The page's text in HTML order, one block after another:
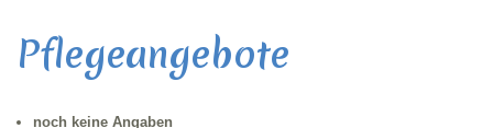
Pflegeangebote
noch keine Angaben